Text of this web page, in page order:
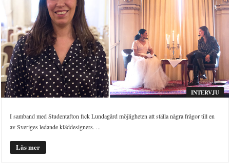
INTERVJU
I samband med Studentafton fick Lundagård möjligheten att ställa några frågor till en
av Sveriges ledande kläddesigners. ...
Läs mer